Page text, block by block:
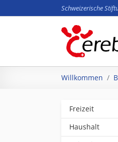
Schweizerische
Willkommen
Freizeit
Haushalt